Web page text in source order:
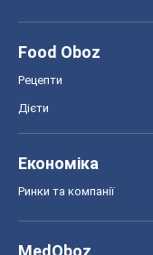
Food Oboz
Рецепти
Дієти
Економіка
Ринки та компанії
MedOboz